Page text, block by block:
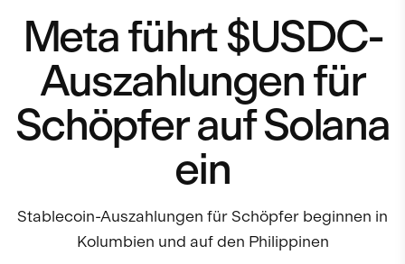
Meta führt $USDC-
Auszahlungen für
Schöpfer auf Solana
ein
Stablecoin-Auszahlungen für Schöpfer beginnen in
Kolumbien und auf den Philippinen